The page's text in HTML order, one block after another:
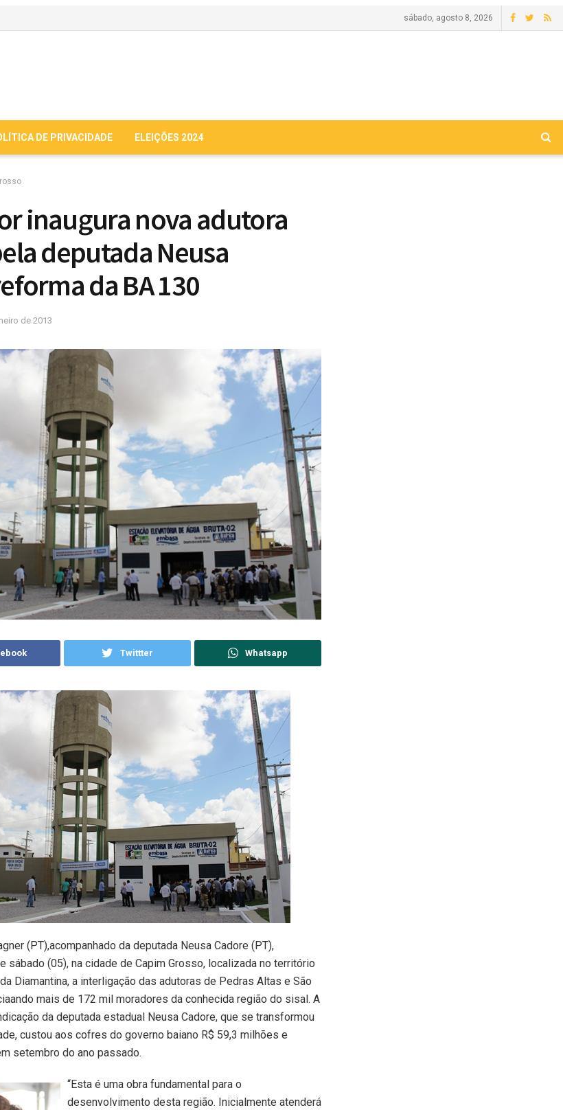
sábado, agosto 8, 2026
DE PRIVACIDADE ELEIÇÕES 2024
inaugura nova adutora
deputada Neusa
da BA 130
de 2013
Twittter Whatsapp
(PT),acompanhado da deputada Neusa Cadore (PT),
sábado (05), na cidade de Capim Grosso, localizada no território
Diamantina, a interligação das adutoras de Pedras Altas e São
mais de 172 mil moradores da conhecida região do sisal. A
da deputada estadual Neusa Cadore, que se transformou
custou aos cofres do governo baiano R$ 59,3 milhões e
setembro do ano passado.
“Esta é uma obra fundamental para o
desenvolvimento desta região. Inicialmente atenderá